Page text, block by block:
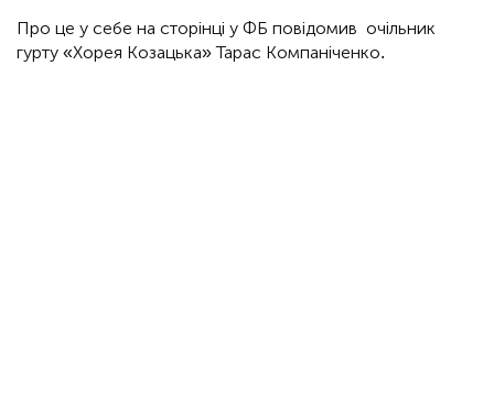
Про це у себе на сторінці у ФБ повідомив очільник
гурту «Хорея Козацька» Тарас Компаніченко.